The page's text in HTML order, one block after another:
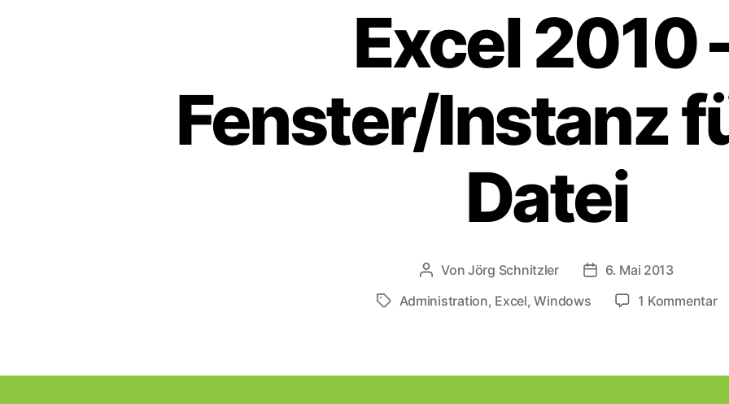
Excel 2010
Fenster/Instanz
Datei
Beitragsautor
Von Jörg Schnitzler Veröffentlichungsdatum
6. Mai 2013
Schlagwörter
Administration, Excel,Windows 1 Kommentarzu